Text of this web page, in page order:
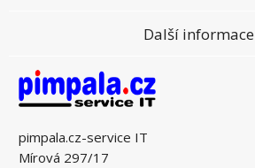
pimpala.cz-service IT
Mírová 297/17
Další informace